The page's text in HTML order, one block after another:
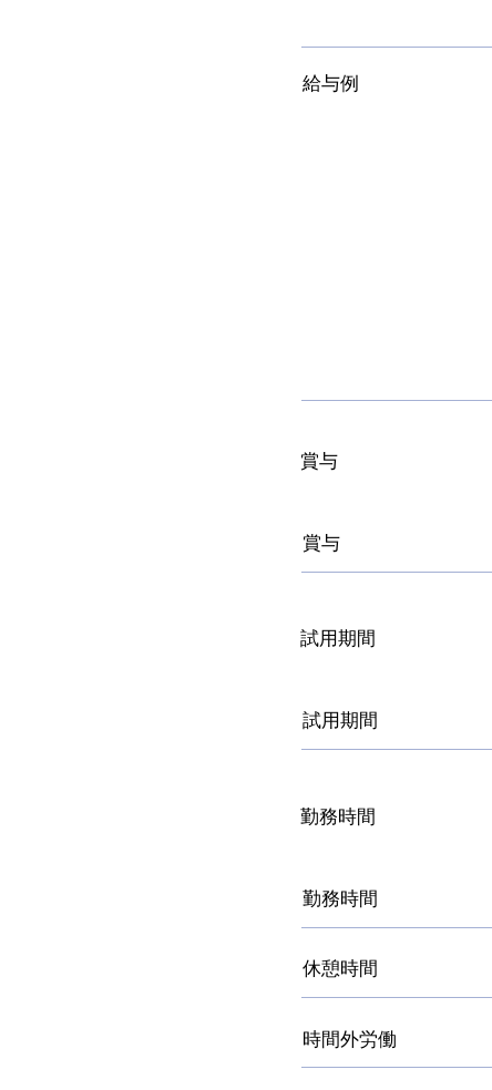
給与例
賞与
賞与
​試用期間
試用期間
勤務時間
勤務時間
休憩時間
時間外労働